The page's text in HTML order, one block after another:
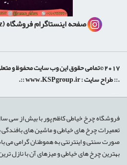
صفحه اینستاگرام فروشگاه(janome_shiraz@)
وب سایت محفوظ و متعلق به شیراز ژانومه می باشد.
طراح سایت :www.KSPgroup.ir
::.
چرخ خیاطی کاظم پور با بیش از سی سال
چرخ های خیاطی و ماشین های بافندگی
سنتی و اینترنتی به هموطنان گرامی می
چرخ های خیاطی و میزهای آن با نازل ترین